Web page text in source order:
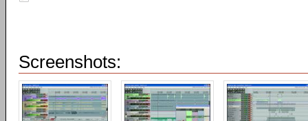
Screenshots: